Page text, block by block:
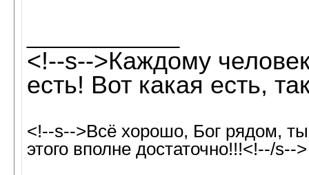
<!--s-->Каждому
есть! Вот какая есть,
<!--s-->Всё хорошо, Бог рядом,
этого вполне достаточно!!!<!--/s-->